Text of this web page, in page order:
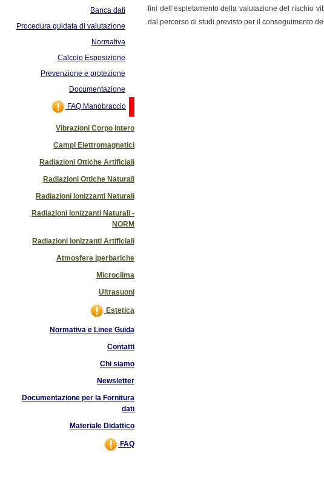
Banca dati
Procedura guidata di valutazione
Normativa
Calcolo Esposizione
Prevenzione e protezione
Documentazione
FAQ Manobraccio
Vibrazioni Corpo Intero
Campi Elettromagnetici
Radiazioni Ottiche Artificiali
Radiazioni Ottiche Naturali
Radiazioni Ionizzanti Naturali
Radiazioni Ionizzanti Naturali -
NORM
Radiazioni Ionizzanti Artificiali
Atmosfere Iperbariche
Microclima
Ultrasuoni
Estetica
Normativa e Linee Guida
Contatti
Chi siamo
Newsletter
Documentazione per la Fornitura
dati
Materiale Didattico
FAQ
fini dell’espletamento della valutazione del rischio
dal percorso di studi previsto per il conseguimento